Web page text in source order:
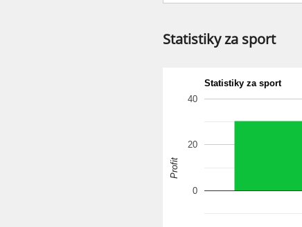
Statistiky za sport
Statistiky za sport
0
20
40
Profit